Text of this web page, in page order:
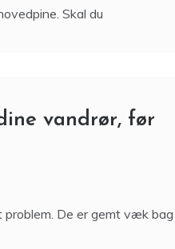
Skal du
vandrør, før
De er gemt væk bag